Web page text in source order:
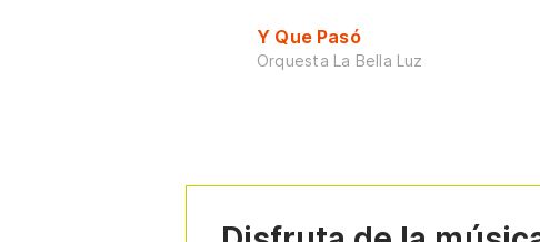
Y Que Pasó
Orquesta La Bella Luz